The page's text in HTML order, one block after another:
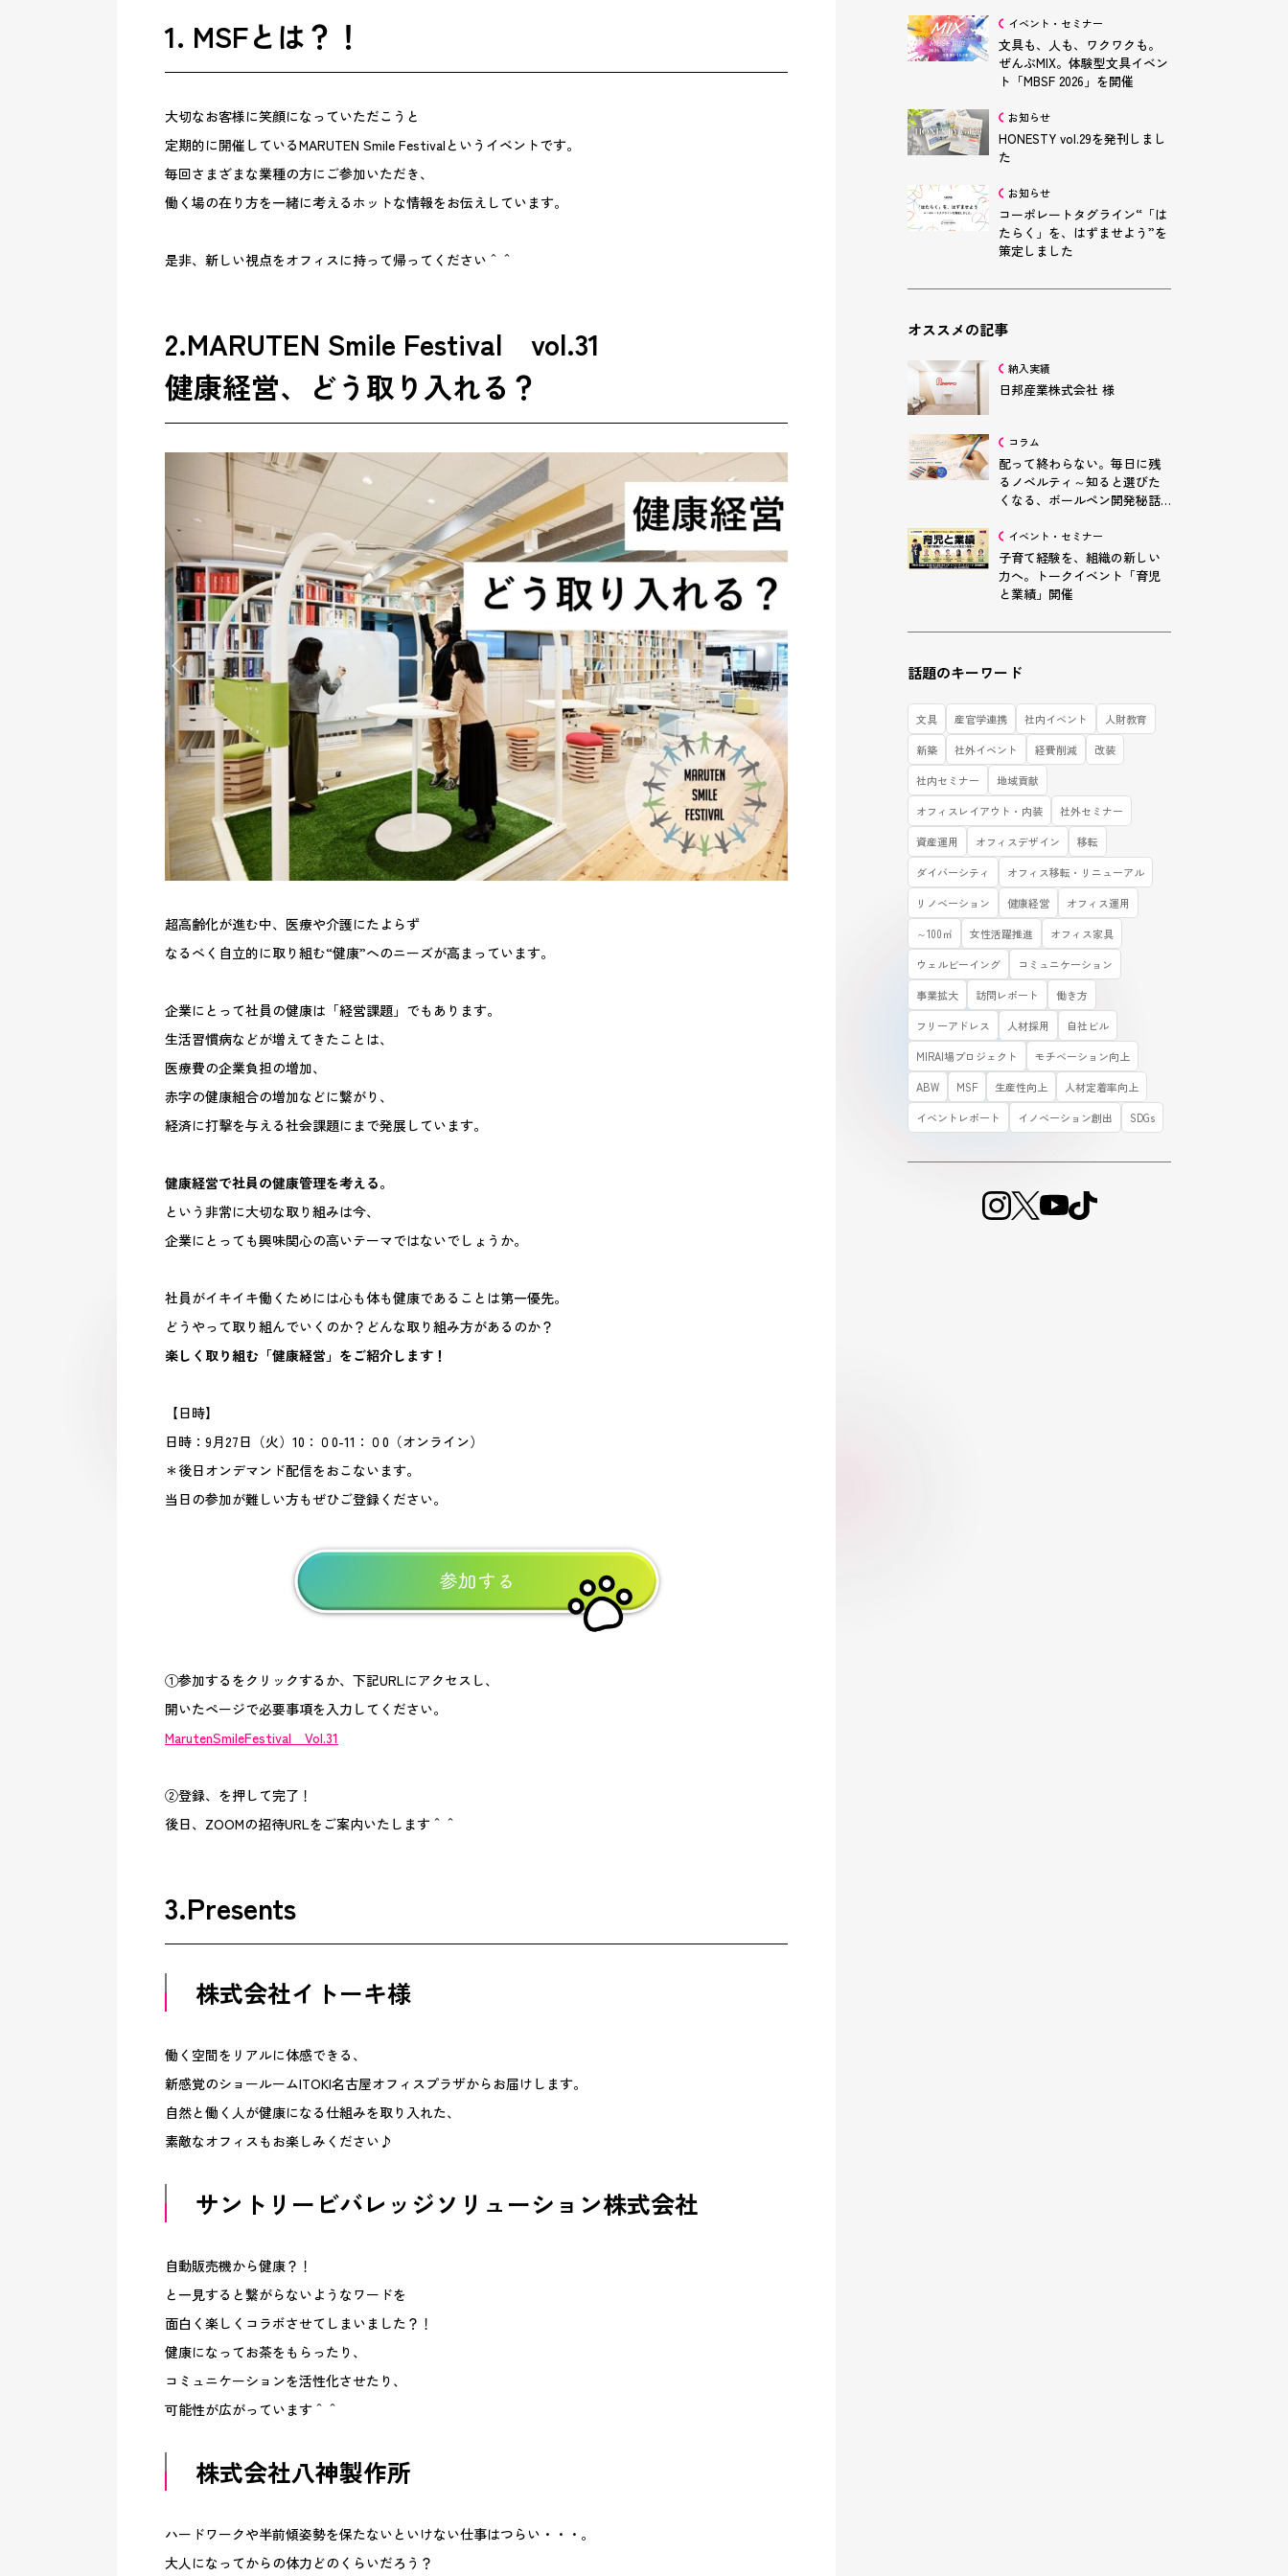
1. MSFとは？！
大切なお客様に笑顔になっていただこうと
定期的に開催しているMARUTEN Smile Festivalというイベントです。
毎回さまざまな業種の方にご参加いただき、
働く場の在り方を一緒に考えるホットな情報をお伝えしています。
是非、新しい視点をオフィスに持って帰ってください＾＾
2.MARUTEN Smile Festival vol.31
健康経営、どう取り入れる？
超高齢化が進む中、医療や介護にたよらず
なるべく自立的に取り組む“健康”へのニーズが高まっています。
企業にとって社員の健康は「経営課題」でもあります。
生活習慣病などが増えてきたことは、
医療費の企業負担の増加、
赤字の健康組合の増加などに繋がり、
経済に打撃を与える社会課題にまで発展しています。
健康経営で社員の健康管理を考える。
という非常に大切な取り組みは今、
企業にとっても興味関心の高いテーマではないでしょうか。
社員がイキイキ働くためには心も体も健康であることは第一優先。
どうやって取り組んでいくのか？どんな取り組み方があるのか？
楽しく取り組む「健康経営」をご紹介します！
【日時】
日時：9月27日（火）10：０0-11：０0（オンライン）
＊後日オンデマンド配信をおこないます。
当日の参加が難しい方もぜひご登録ください。
①参加するをクリックするか、下記URLにアクセスし、
開いたページで必要事項を入力してください。
MarutenSmileFestival Vol.31
②登録、を押して完了！
後日、ZOOMの招待URLをご案内いたします＾＾
3.Presents
株式会社イトーキ様
働く空間をリアルに体感できる、
新感覚のショールームITOKI名古屋オフィスプラザからお届けします。
自然と働く人が健康になる仕組みを取り入れた、
素敵なオフィスもお楽しみください♪
サントリービバレッジソリューション株式会社
自動販売機から健康？！
と一見すると繋がらないようなワードを
面白く楽しくコラボさせてしまいました？！
健康になってお茶をもらったり、
コミュニケーションを活性化させたり、
可能性が広がっています＾＾
株式会社八神製作所
ハードワークや半前傾姿勢を保たないといけない仕事はつらい・・・。
大人になってからの体力どのくらいだろう？
イベント・セミナー
文具も、人も、ワクワクも。
ぜんぶMIX。体験型文具イベン
ト「MBSF 2026」を開催
お知らせ
HONESTY vol.29を発刊しまし
た
お知らせ
コーポレートタグライン“「は
たらく」を、はずませよう”を
策定しました
オススメの記事
納入実績
日邦産業株式会社 様
コラム
配って終わらない。毎日に残
るノベルティ～知ると選びた
くなる、ボールペン開発秘話
イベント・セミナー
子育て経験を、組織の新しい
力へ。トークイベント「育児
と業績」開催
話題のキーワード
文具 産官学連携 社内イベント
人財教育
新築
社外イベント 経費削減
改装
社内セミナー
地域貢献
オフィスレイアウト・内装
社外セミナー
資産運用
オフィスデザイン
移転
ダイバーシティ
オフィス移転・リニューアル
リノベーション
健康経営
オフィス運用
～100㎡
女性活躍推進
オフィス家具
ウェルビーイング
コミュニケーション
事業拡大
訪問レポート
働き方
フリーアドレス
人材採用
自社ビル
MIRAI場プロジェクト
モチベーション向上
ABW
MSF 生産性向上
人材定着率向上
イベントレポート
イノベーション創出 SDGs